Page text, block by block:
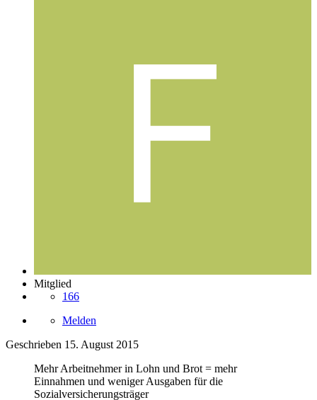
Mitglied
166
Melden
Geschrieben 15. August 2015
Mehr Arbeitnehmer in Lohn und Brot = mehr
Einnahmen und weniger Ausgaben für die
Sozialversicherungsträger